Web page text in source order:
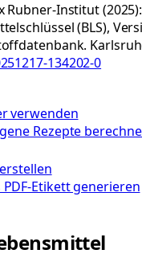
Rubner-Institut (2025):
(BLS),
134202-0
verwenden
Rezepte
Etikett generieren